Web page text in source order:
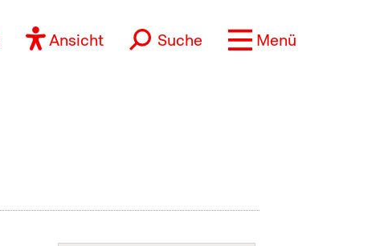
Ansicht Suche Menü